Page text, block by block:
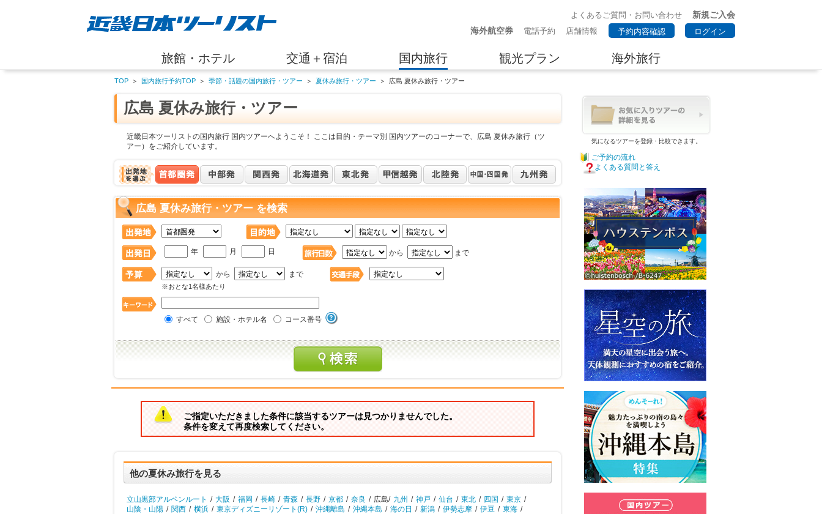
よくあるご質問・お問い合わせ
新規ご入会
海外航空券
電話予約 店舗情報 予約内容確認 ログイン
旅館・ホテル 交通＋宿泊 国内旅行 観光プラン 海外旅行
TOP ＞ 国内旅行予約TOP ＞ 季節・話題の国内旅行・ツアー ＞ 夏休み旅行・ツアー ＞ 広島 夏休み旅行・ツアー
広島 夏休み旅行・ツアー
近畿日本ツーリストの国内旅行 国内ツアーへようこそ！ ここは目的・テーマ別 国内ツアーのコーナーで、広島 夏休み旅行（ツ
アー）をご紹介しています。
広島 夏休み旅行・ツアー を検索
年 月 日 から まで
から まで
※おとな1名様あたり
すべて 施設・ホテル名 コース番号
ご指定いただきました条件に該当するツアーは見つかりませんでした。
条件を変えて再度検索してください。
他の夏休み旅行を見る
立山黒部アルペンルート / 大阪 / 福岡 / 長崎 / 青森 / 長野 / 京都 / 奈良 / 広島/ 九州 / 神戸 / 仙台 / 東北 / 四国 / 東京 /
山陰・山陽 / 関西 / 横浜 / 東京ディズニーリゾート(R) / 沖縄離島 / 沖縄本島 / 海の日 / 新潟 / 伊勢志摩 / 伊豆 / 東海 /
気になるツアーを登録・比較できます。
ご予約の流れ
よくある質問と答え